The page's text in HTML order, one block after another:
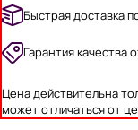
Быстрая доставка
Гарантия качества
Цена действительна
может отличаться от